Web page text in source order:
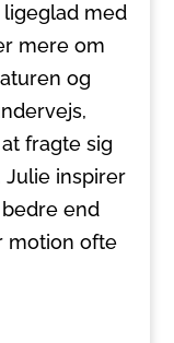
med
mere om
og
fragte sig
Julie inspirer
end
motion ofte